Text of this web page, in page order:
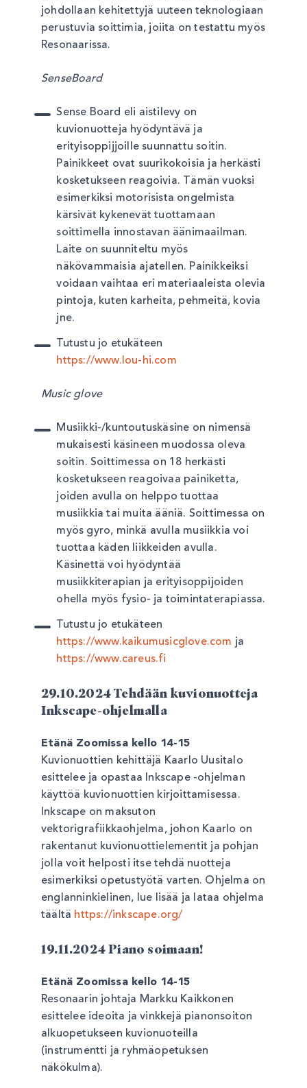
johdollaan kehitettyjä uuteen teknologiaan
perustuvia soittimia, joiita on testattu myös
Resonaarissa.
SenseBoard
Sense Board eli aistilevy on
kuvionuotteja hyödyntävä ja
erityisoppijjoille suunnattu soitin.
Painikkeet ovat suurikokoisia ja herkästi
kosketukseen reagoivia. Tämän vuoksi
esimerkiksi motorisista ongelmista
kärsivät kykenevät tuottamaan
soittimella innostavan äänimaailman.
Laite on suunniteltu myös
näkövammaisia ajatellen. Painikkeiksi
voidaan vaihtaa eri materiaaleista olevia
pintoja, kuten karheita, pehmeitä, kovia
jne.
Tutustu jo etukäteen
https://www.lou-hi.com
Music glove
Musiikki-/kuntoutuskäsine on nimensä
mukaisesti käsineen muodossa oleva
soitin. Soittimessa on 18 herkästi
kosketukseen reagoivaa painiketta,
joiden avulla on helppo tuottaa
musiikkia tai muita ääniä. Soittimessa on
myös gyro, minkä avulla musiikkia voi
tuottaa käden liikkeiden avulla.
Käsinettä voi hyödyntää
musiikkiterapian ja erityisoppijoiden
ohella myös fysio- ja toimintaterapiassa.
Tutustu jo etukäteen
https://www.kaikumusicglove.com ja
https://www.careus.fi
29.10.2024 Tehdään kuvionuotteja
Inkscape-ohjelmalla
Etänä Zoomissa kello 14-15
Kuvionuottien kehittäjä Kaarlo Uusitalo
esittelee ja opastaa Inkscape -ohjelman
käyttöä kuvionuottien kirjoittamisessa.
Inkscape on maksuton
vektorigrafiikkaohjelma, johon Kaarlo on
rakentanut kuvionuottielementit ja pohjan
jolla voit helposti itse tehdä nuotteja
esimerkiksi opetustyötä varten. Ohjelma on
englanninkielinen, lue lisää ja lataa ohjelma
täältä https://inkscape.org/
19.11.2024 Piano soimaan!
Etänä Zoomissa kello 14-15
Resonaarin johtaja Markku Kaikkonen
esittelee ideoita ja vinkkejä pianonsoiton
alkuopetukseen kuvionuoteilla
(instrumentti ja ryhmäopetuksen
näkökulma).